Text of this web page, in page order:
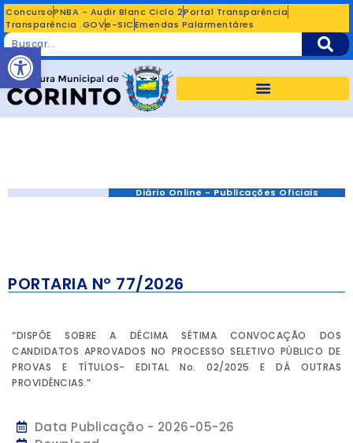
ConcursoPNBA - Audir Blanc Ciclo 2Portal Transparência
Transparência .GOVe-SICEmendas Palarmentáres
Diário Online - Publicações Oficiais
PORTARIA Nº 77/2026
“DISPÕE SOBRE A DÉCIMA SÉTIMA CONVOCAÇÃO DOS
CANDIDATOS APROVADOS NO PROCESSO SELETIVO PÚBLICO DE
PROVAS E TÍTULOS- EDITAL No. 02/2025 E DÁ OUTRAS
PROVIDÊNCIAS.”
Data Publicação - 2026-05-26
Abrir a barra de ferramentas